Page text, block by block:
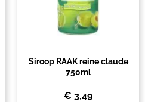
Siroop RAAK reine claude
750ml
€ 3,49